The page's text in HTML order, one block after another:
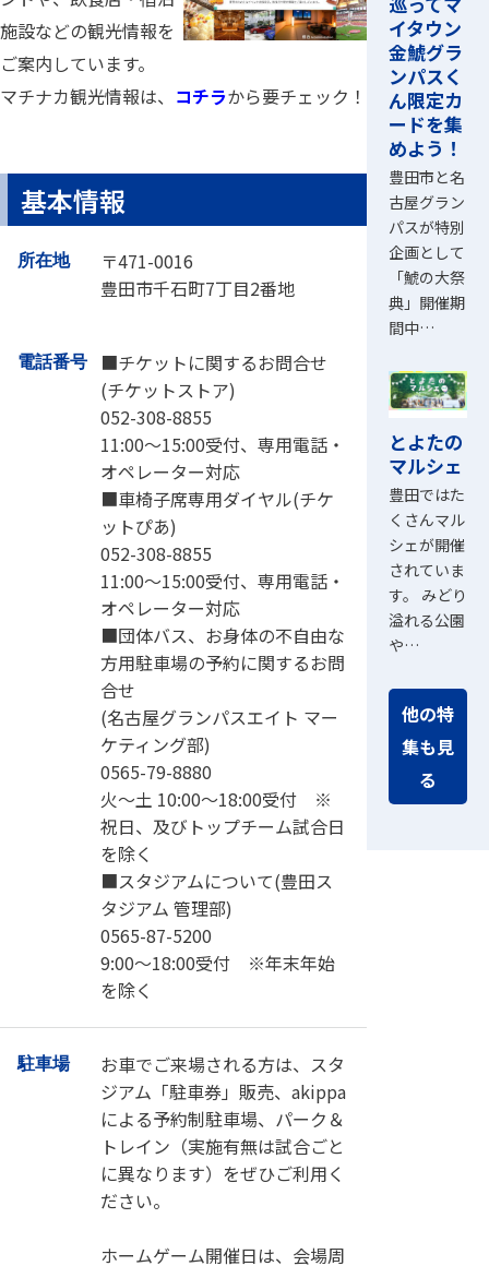
施設などの観光情報を
ご案内しています。
マチナカ観光情報は、 コチラから要チェック！
基本情報
所在地
〒471-0016
豊田市千石町7丁目2番地
電話番号
■チケットに関するお問合せ
(チケットストア)
052-308-8855
11:00～15:00受付、専用電話・
オペレーター対応
■車椅子席専用ダイヤル(チケ
ットぴあ)
052-308-8855
11:00～15:00受付、専用電話・
オペレーター対応
■団体バス、お身体の不自由な
方用駐車場の予約に関するお問
合せ
(名古屋グランパスエイト マー
ケティング部)
0565-79-8880
火～土 10:00～18:00受付 ※
祝日、及びトップチーム試合日
を除く
■スタジアムについて(豊田ス
タジアム 管理部)
0565-87-5200
9:00～18:00受付 ※年末年始
を除く
駐車場
お車でご来場される方は、スタ
ジアム「駐車券」販売、akippa
による予約制駐車場、パーク＆
トレイン（実施有無は試合ごと
に異なります）をぜひご利用く
ださい。
ホームゲーム開催日は、会場周
イタウン
金鯱グラ
ンパスく
ん限定カ
ードを集
めよう！
豊田市と名
古屋グラン
パスが特別
企画として
「鯱の大祭
典」開催期
間中…
とよたの
マルシェ
豊田ではた
くさんマル
シェが開催
されていま
す。 みどり
溢れる公園
や…
他の特
集も見
る